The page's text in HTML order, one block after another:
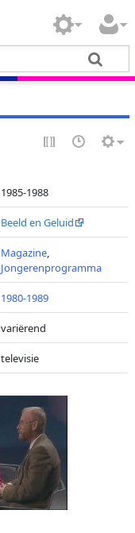
1985-1988
Beeld en Geluid
Magazine,
Jongerenprogramma
1980-1989
variërend
televisie